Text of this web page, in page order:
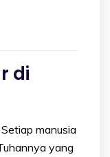
di
manusia
yang